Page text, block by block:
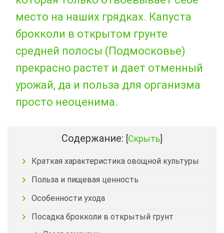
место на наших грядках. Капуста
брокколи в открытом грунте
средней полосы (Подмосковье)
прекрасно растет и дает отменный
урожай, да и польза для организма
просто неоценима.
Содержание: [Скрыть]
Краткая характеристика овощной культуры
Польза и пищевая ценность
Особенности ухода
Посадка брокколи в открытый грунт